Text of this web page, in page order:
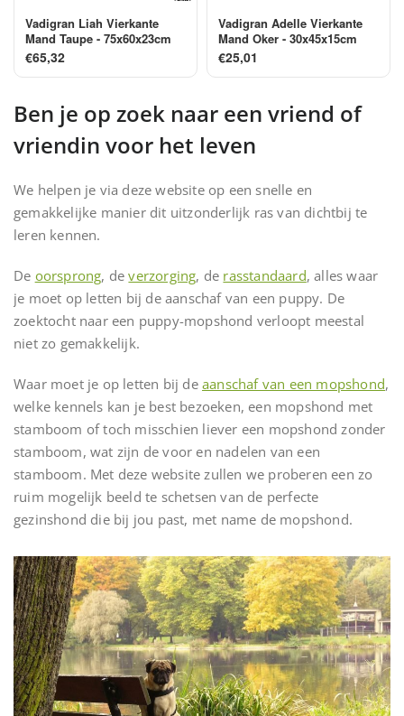
Vadigran Liah Vierkante
Mand Taupe - 75x60x23cm
€65,32
Vadigran Adelle Vierkante
Mand Oker - 30x45x15cm
€25,01
Ben je op zoek naar een vriend of
vriendin voor het leven
We helpen je via deze website op een snelle en
gemakkelijke manier dit uitzonderlijk ras van dichtbij te
leren kennen.
De oorsprong, deverzorging, de rasstandaard, alles waar
je moet op letten bij de aanschaf van een puppy. De
zoektocht naar een puppy-mopshond verloopt meestal
niet zo gemakkelijk.
Waar moet je op letten bij de aanschaf van een mopshond,
welke kennels kan je best bezoeken, een mopshond met
stamboom of toch misschien liever een mopshond zonder
stamboom, wat zijn de voor en nadelen van een
stamboom. Met deze website zullen we proberen een zo
ruim mogelijk beeld te schetsen van de perfecte
gezinshond die bij jou past, met name de mopshond.